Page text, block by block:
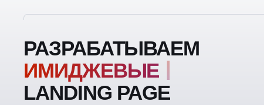
РАЗРАБАТЫВАЕМ
ИМИД
LANDING PAGE